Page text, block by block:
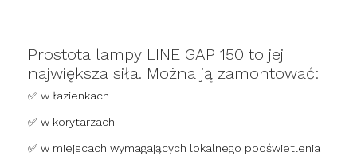
Prostota lampy LINE GAP 150 to jej
największa siła. Można ją zamontować:
✅ w łazienkach
✅ w korytarzach
✅ w miejscach wymagających lokalnego podświetlenia